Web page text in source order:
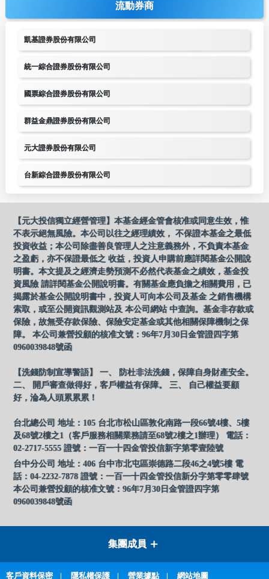
流動券商
凱基證券股份有限公司
統一綜合證券股份有限公司
國票綜合證券股份有限公司
群益金鼎證券股份有限公司
元大證券股份有限公司
台新綜合證券股份有限公司
【元大投信獨立經營管理】本基金經金管會核准或同意生效，惟
不表示絕無風險。本公司以往之經理績效， 不保證本基金之最低
投資收益；本公司除盡善良管理人之注意義務外，不負責本基金
之盈虧，亦不保證最低之 收益，投資人申購前應詳閱基金公開說
明書。本文提及之經濟走勢預測不必然代表基金之績效，基金投
資風險 請詳閱基金公開說明書。有關基金應負擔之相關費用，已
揭露於基金公開說明書中，投資人可向本公司及基金 之銷售機構
索取，或至公開資訊觀測站及 本公司網站 中查詢。基金非存款或
保險，故無受存款保險、保險安定基金或其他相關保障機制之保
障。 本公司兼營投顧的核准文號：96年7月30日金管證四字第
0960039848號函
【洗錢防制宣導警語】 一、 防杜非法洗錢，保障自身財產安全。
二、 開戶審查做得好，客戶權益有保障。 三、 自己權益要顧
好，淪為人頭累累累！
台北總公司 地址：105 台北市松山區敦化南路一段66號4樓、5樓
及68號2樓之1（客戶服務相關業務請至68號2樓之1辦理） 電話：
02-2717-5555 證號：一百一十四金管投信新字第零壹陸號
台中分公司 地址：406 台中市北屯區崇德路二段46之4號5樓 電
話：04-2232-7878 證號：一百一十四金管投信新分字第零零肆號
本公司兼營投顧的核准文號：96年7月30日金管證四字第
0960039848號函
集團成員
客戶資料保密 隱私權保護 營業據點 網站地圖